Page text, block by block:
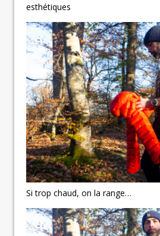
esthétiques
Si trop chaud, on la range…